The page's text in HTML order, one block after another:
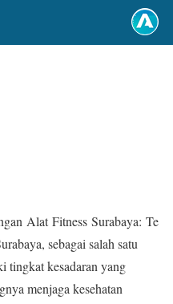
Alat Fitness Surabaya: Te
sebagai salah satu
tingkat kesadaran yang
menjaga kesehatan